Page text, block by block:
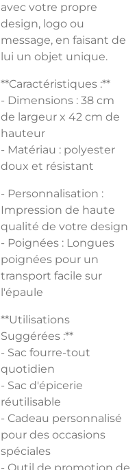
avec votre propre
design, logo ou
message, en faisant de
lui un objet unique.
**Caractéristiques :**
- Dimensions : 38 cm
de largeur x 42 cm de
hauteur
- Matériau : polyester
doux et résistant
- Personnalisation :
Impression de haute
qualité de votre design
- Poignées : Longues
poignées pour un
transport facile sur
l'épaule
**Utilisations
Suggérées :**
- Sac fourre-tout
quotidien
- Sac d'épicerie
réutilisable
- Cadeau personnalisé
pour des occasions
spéciales